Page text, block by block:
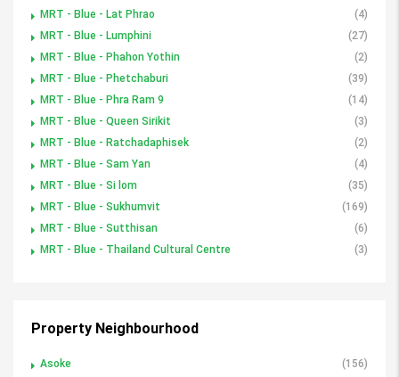
MRT - Blue - Lat Phrao
(4)
MRT - Blue - Lumphini
(27)
MRT - Blue - Phahon Yothin
(2)
MRT - Blue - Phetchaburi
(39)
MRT - Blue - Phra Ram 9
(14)
MRT - Blue - Queen Sirikit
(3)
MRT - Blue - Ratchadaphisek
(2)
MRT - Blue - Sam Yan
(4)
MRT - Blue - Si lom
(35)
MRT - Blue - Sukhumvit
(169)
MRT - Blue - Sutthisan
(6)
MRT - Blue - Thailand Cultural Centre
(3)
Property Neighbourhood
Asoke
(156)